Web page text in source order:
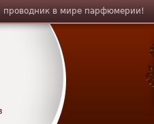
проводник в мире парфюмерии!